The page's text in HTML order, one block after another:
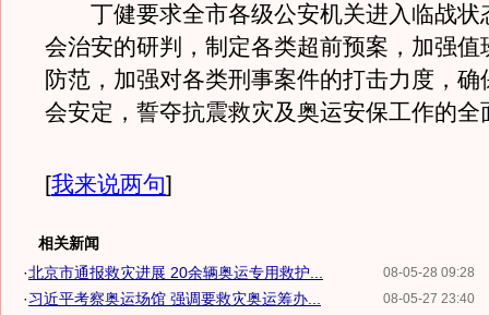
丁健要求全市各级公安机关进入临战状
会治安的研判，制定各类超前预案，加强值
防范，加强对各类刑事案件的打击力度，确
会安定，誓夺抗震救灾及奥运安保工作的全
[我来说两句]
相关新闻
08-05-28 09:28
·北京市通报救灾进展 20余辆奥运专用救护...
08-05-27 23:40
·习近平考察奥运场馆 强调要救灾奥运筹办...